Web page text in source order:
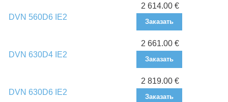
DVN 560D6 IE2
2 614.00 €
Заказать
DVN 630D4 IE2
2 661.00 €
Заказать
DVN 630D6 IE2
2 819.00 €
Заказать